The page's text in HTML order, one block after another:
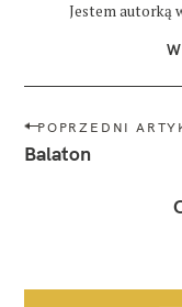
g
y
Jestem autorką
N
a
POPRZEDNI
Balaton